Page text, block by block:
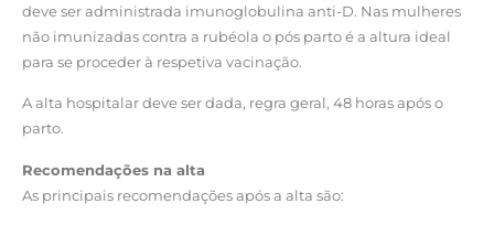
deve ser administrada imunoglobulina anti-D. Nas mulheres
não imunizadas contra a rubéola o pós parto é a altura ideal
para se proceder à respetiva vacinação.
A alta hospitalar deve ser dada, regra geral, 48 horas após o
parto.
Recomendações na alta
As principais recomendações após a alta são: